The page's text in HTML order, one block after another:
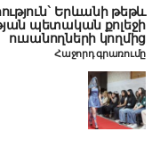
Երևանի թեթև
պետական քոլեջի
ուսանողների կողմից
Հաջորդ գրառումը